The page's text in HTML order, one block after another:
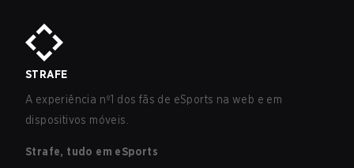
STRAFE
A experiência nº1 dos fãs de eSports na web e em
dispositivos móveis.
Strafe, tudo em eSports